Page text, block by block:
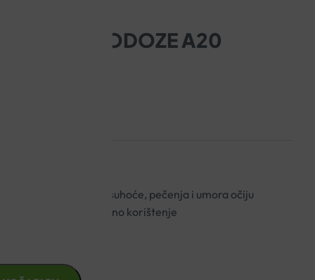
OČI MONODOZE A20
u slučaju osjećaja suhoće, pečenja i umora očiju
0,30 ml za višekratno korištenje